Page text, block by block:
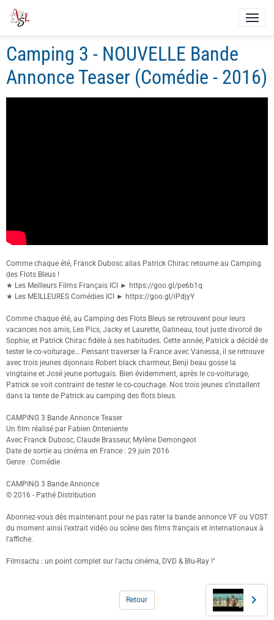
Camping 3 - NOUVELLE Bande
Annonce Teaser (Comédie - 2016)
Comme chaque été, Franck Dubosc alias Patrick Chirac retourne au Camping
des Flots Bleus !
★ Les Meilleurs Films Français ICI ► https://goo.gl/pe6b1q
★ Les MEILLEURES Comédies ICI ► https://goo.gl/iPdjyY
Comme chaque été, au Camping des Flots Bleus se retrouvent pour leurs
vacances nos amis, Les Pics, Jacky et Laurette, Gatineau, tout juste divorcé de
Sophie, et Patrick Chirac fidèle à ses habitudes. Cette année, Patrick a décidé de
tester le co-voiturage… Pensant traverser la France avec Vanessa, il se retrouve
avec trois jeunes dijonnais Robert black charmeur, Benji beau gosse la
vingtaine et José jeune portugais. Bien évidemment, après le co-voiturage,
Patrick se voit contraint de tester le co-couchage. Nos trois jeunes s’installent
dans la tente de Patrick au camping des flots bleus.
CAMPING 3 Bande Annonce Teaser
Un film réalisé par Fabien Onteniente
Avec Franck Dubosc, Claude Brasseur, Mylène Demongeot
Date de sortie au cinéma en France : 29 juin 2016
Genre : Comédie
CAMPING 3 Bande Annonce
© 2016 - Pathé Distribution
Abonnez-vous dès maintenant pour ne pas rater la bande annonce VF ou VOST
du moment ainsi l'extrait vidéo ou scène des films français et internationaux à
l'affiche.
Filmsactu : un point complet sur l'actu cinéma, DVD & Blu-Ray !"
Retour